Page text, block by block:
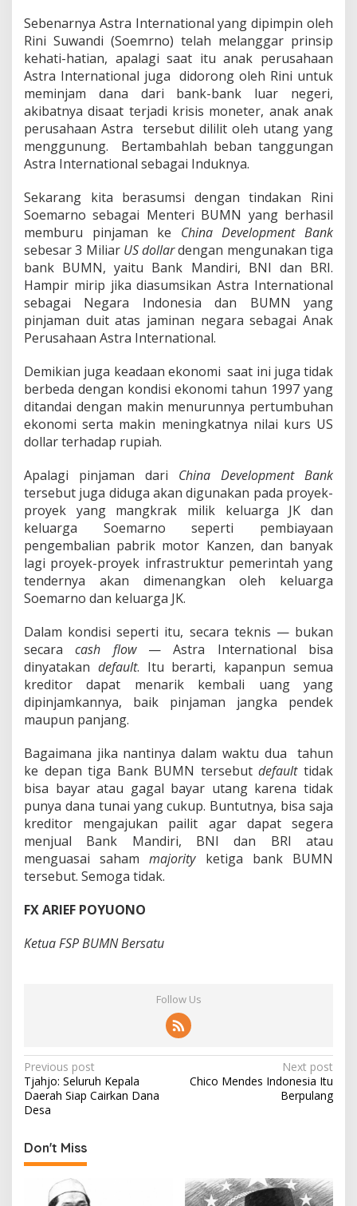
Sebenarnya Astra International yang dipimpin oleh
Rini Suwandi (Soemrno) telah melanggar prinsip
kehati-hatian, apalagi saat itu anak perusahaan
Astra International juga didorong oleh Rini untuk
meminjam dana dari bank-bank luar negeri,
akibatnya disaat terjadi krisis moneter, anak anak
perusahaan Astra tersebut dililit oleh utang yang
menggunung. Bertambahlah beban tanggungan
Astra International sebagai Induknya.
Sekarang kita berasumsi dengan tindakan Rini
Soemarno sebagai Menteri BUMN yang berhasil
memburu pinjaman ke China Development Bank
sebesar 3 Miliar US dollardengan mengunakan tiga
bank BUMN, yaitu Bank Mandiri, BNI dan BRI.
Hampir mirip jika diasumsikan Astra International
sebagai Negara Indonesia dan BUMN yang
pinjaman duit atas jaminan negara sebagai Anak
Perusahaan Astra International.
Demikian juga keadaan ekonomi saat ini juga tidak
berbeda dengan kondisi ekonomi tahun 1997 yang
ditandai dengan makin menurunnya pertumbuhan
ekonomi serta makin meningkatnya nilai kurs US
dollar terhadap rupiah.
Apalagi pinjaman dari China Development Bank
tersebut juga diduga akan digunakan pada proyek-
proyek yang mangkrak milik keluarga JK dan
keluarga Soemarno seperti pembiayaan
pengembalian pabrik motor Kanzen, dan banyak
lagi proyek-proyek infrastruktur pemerintah yang
tendernya akan dimenangkan oleh keluarga
Soemarno dan keluarga JK.
Dalam kondisi seperti itu, secara teknis — bukan
secaracash flow— Astra International bisa
dinyatakan default. Itu berarti, kapanpun semua
kreditor dapat menarik kembali uang yang
dipinjamkannya, baik pinjaman jangka pendek
maupun panjang.
Bagaimana jika nantinya dalam waktu dua tahun
ke depan tiga Bank BUMN tersebutdefaulttidak
bisa bayar atau gagal bayar utang karena tidak
punya dana tunai yang cukup. Buntutnya, bisa saja
kreditor mengajukan pailit agar dapat segera
menjual Bank Mandiri, BNI dan BRI atau
menguasai sahammajorityketiga bank BUMN
tersebut. Semoga tidak.
FX ARIEF POYUONO
Ketua FSP BUMN Bersatu
Follow Us
P
o
s
t
n
Previous post
Tjahjo: Seluruh Kepala
Daerah Siap Cairkan Dana
Desa
Next post
Chico Mendes Indonesia Itu
Berpulang
Don't Miss